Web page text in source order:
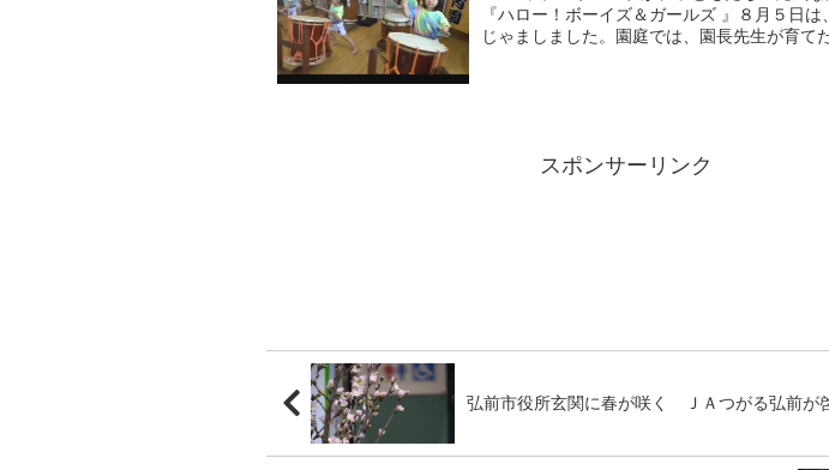
『ハロー！ボーイズ＆ガールズ 』８月５日
じゃましました。園庭では、園長先生が育て
スポンサーリンク
弘前市役所玄関に春が咲く ＪＡつがる弘前が